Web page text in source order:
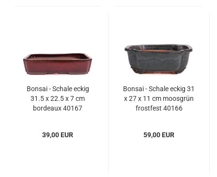
Bonsai - Schale eckig
31.5 x 22.5 x 7 cm
bordeaux 40167
39,00 EUR
Bonsai - Schale eckig 31
x 27 x 11 cm moosgrün
frostfest 40166
59,00 EUR